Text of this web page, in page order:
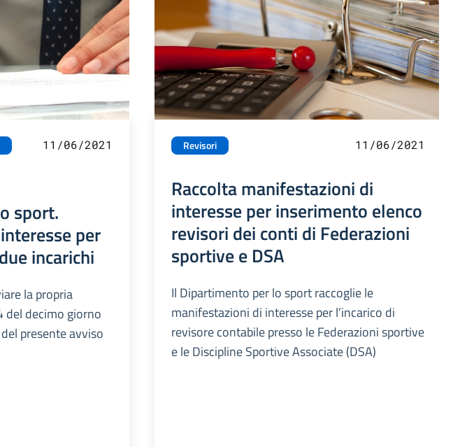
11/06/2021
sport.
per
incarichi
la propria
del decimo giorno
presente avviso
Revisori 11/06/2021
Raccolta manifestazioni di
interesse per inserimento elenco
revisori dei conti di Federazioni
sportive e DSA
Il Dipartimento per lo sport raccoglie le
manifestazioni di interesse per l’incarico di
revisore contabile presso le Federazioni sportive
e le Discipline Sportive Associate (DSA)